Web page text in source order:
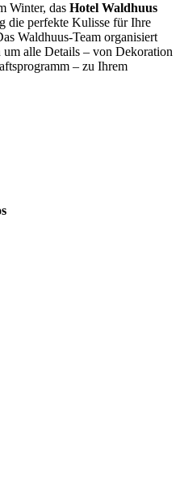
Winter, das Hotel Waldhuus
die perfekte Kulisse für Ihre
Waldhuus-Team organisiert
alle Details – von Dekoration
– zu Ihrem